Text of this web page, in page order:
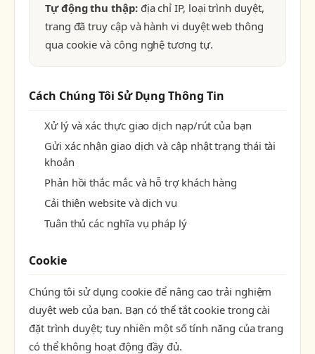
Tự động thu thập:địa chỉ IP, loại trình duyệt,
trang đã truy cập và hành vi duyệt web thông
qua cookie và công nghệ tương tự.
Cách Chúng Tôi Sử Dụng Thông Tin
Xử lý và xác thực giao dịch nạp/rút của bạn
Gửi xác nhận giao dịch và cập nhật trạng thái tài
khoản
Phản hồi thắc mắc và hỗ trợ khách hàng
Cải thiện website và dịch vụ
Tuân thủ các nghĩa vụ pháp lý
Cookie
Chúng tôi sử dụng cookie để nâng cao trải nghiệm
duyệt web của bạn. Bạn có thể tắt cookie trong cài
đặt trình duyệt; tuy nhiên một số tính năng của trang
có thể không hoạt động đầy đủ.